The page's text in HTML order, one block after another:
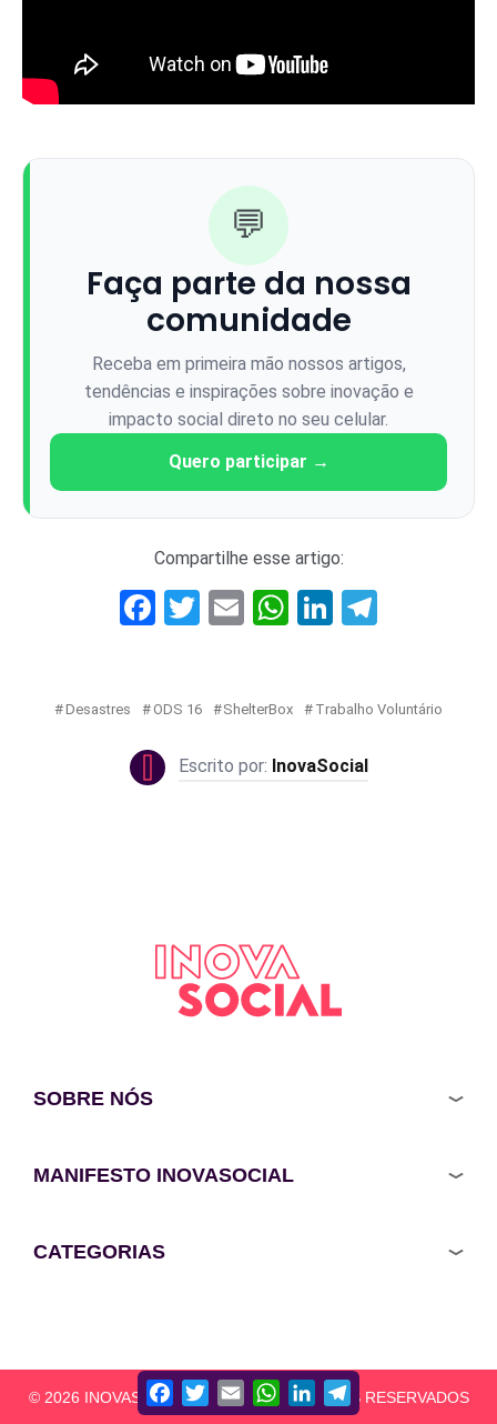
💬
Faça parte da nossa
comunidade
Receba em primeira mão nossos artigos,
tendências e inspirações sobre inovação e
impacto social direto no seu celular.
Quero participar →
Compartilhe esse artigo:
Facebook
Twitter
EmailWhatsApp
LinkedIn
Desastres ODS 16 ShelterBox Trabalho Voluntário
InovaSocial
SOBRE NÓS
MANIFESTO INOVASOCIAL
CATEGORIAS
© 2026 INOVASOCIAL - TODOS OS DIREITOS RESERVADOS
FacebookTwitterEmail WhatsApp
LinkedInTelegram